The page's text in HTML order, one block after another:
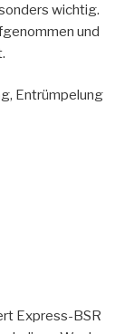
wichtig.
und
Entrümpelung
Express-BSR